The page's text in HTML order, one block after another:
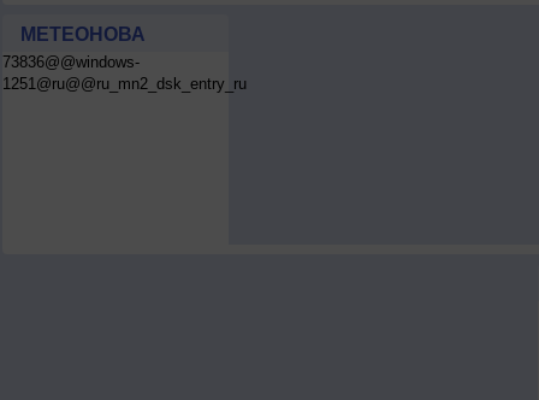
МЕТЕОНОВА
73836@@windows-
1251@ru@@ru_mn2_dsk_entry_ru